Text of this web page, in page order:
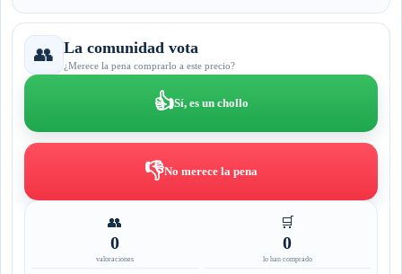
👥 La comunidad vota
¿Merece la pena comprarlo a este precio?
👍Sí, es un chollo
👎No merece la pena
👥
0
valoraciones
🛒
0
lo han comprado